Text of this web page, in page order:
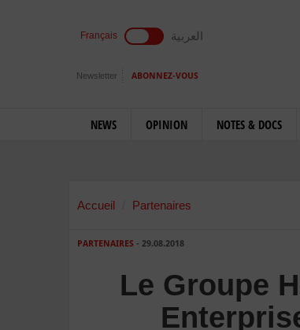
Français العربية
Newsletter ABONNEZ-VOUS
NEWS OPINION NOTES & DOCS
Accueil Partenaires
PARTENAIRES - 29.08.2018
Le Groupe